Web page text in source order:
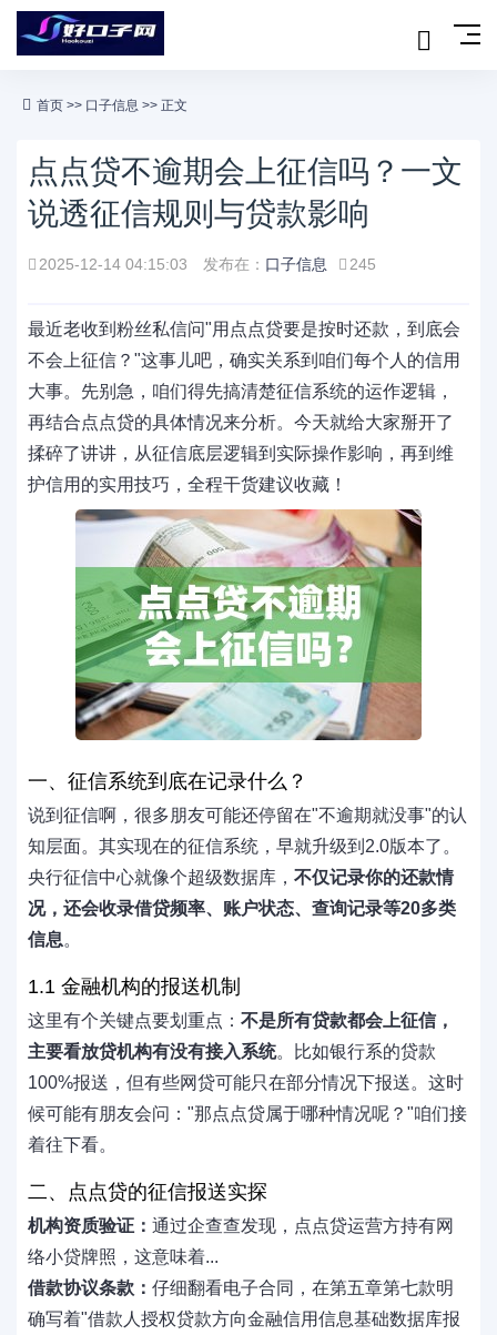
首页 >> 口子信息 >> 正文
点点贷不逾期会上征信吗？一文
说透征信规则与贷款影响
2025-12-14 04:15:03 发布在： 口子信息 245
最近老收到粉丝私信问"用点点贷要是按时还款，到底会
不会上征信？"这事儿吧，确实关系到咱们每个人的信用
大事。先别急，咱们得先搞清楚征信系统的运作逻辑，
再结合点点贷的具体情况来分析。今天就给大家掰开了
揉碎了讲讲，从征信底层逻辑到实际操作影响，再到维
护信用的实用技巧，全程干货建议收藏！
一、征信系统到底在记录什么？
说到征信啊，很多朋友可能还停留在"不逾期就没事"的认
知层面。其实现在的征信系统，早就升级到2.0版本了。
央行征信中心就像个超级数据库， 不仅记录你的还款情
况，还会收录借贷频率、账户状态、查询记录等20多类
信息。
1.1 金融机构的报送机制
这里有个关键点要划重点： 不是所有贷款都会上征信，
主要看放贷机构有没有接入系统。比如银行系的贷款
100%报送，但有些网贷可能只在部分情况下报送。这时
候可能有朋友会问："那点点贷属于哪种情况呢？"咱们接
着往下看。
二、点点贷的征信报送实探
机构资质验证： 通过企查查发现，点点贷运营方持有网
络小贷牌照，这意味着...
借款协议条款： 仔细翻看电子合同，在第五章第七款明
确写着"借款人授权贷款方向金融信用信息基础数据库报